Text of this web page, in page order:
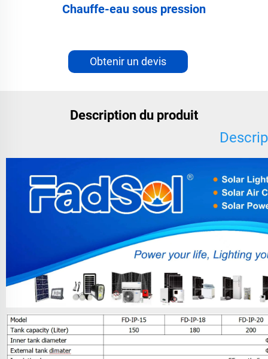
Chauffe-eau sous pression
Obtenir un devis
Description du produit